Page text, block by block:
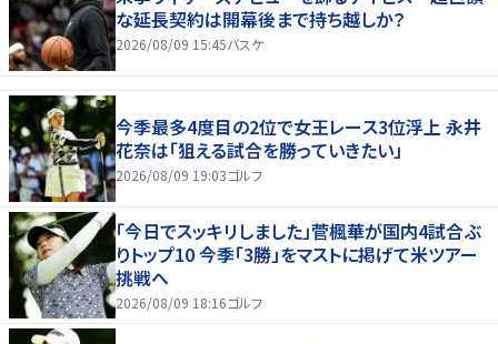
な延長契約は開幕後まで持ち越しか？
2026/08/09 15:45バスケ
今季最多4度目の2位で女王レース3位浮上 永井
花奈は「狙える試合を勝っていきたい」
2026/08/09 19:03ゴルフ
「今日でスッキリしました」菅楓華が国内4試合ぶ
りトップ10 今季「3勝」をマストに掲げて米ツアー
挑戦へ
2026/08/09 18:16ゴルフ